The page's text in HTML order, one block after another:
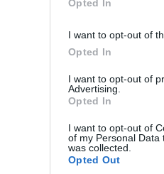
Opted In
I want to opt-out of
Opted In
I want to opt-out of
Advertising.
Opted In
I want to opt-out of
of my Personal Data
was collected.
Opted Out
άλλων βρέθηκαν η
ο Γιάννης Πάριος, ο